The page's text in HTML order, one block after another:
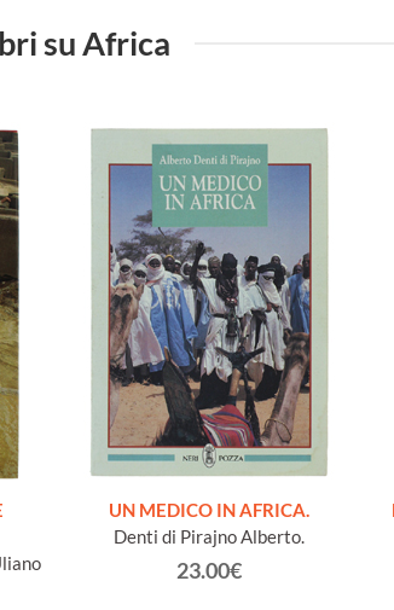
su Africa
UN MEDICO IN AFRICA.
Denti di Pirajno Alberto.
23.00€